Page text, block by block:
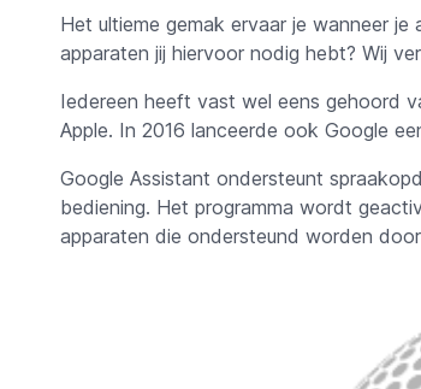
Het ultieme gemak ervaar je wanneer
apparaten jij hiervoor nodig hebt? Wij
Iedereen heeft vast wel eens gehoord
Apple. In 2016 lanceerde ook Google
Google Assistant ondersteunt
bediening. Het programma wordt
apparaten die ondersteund worden